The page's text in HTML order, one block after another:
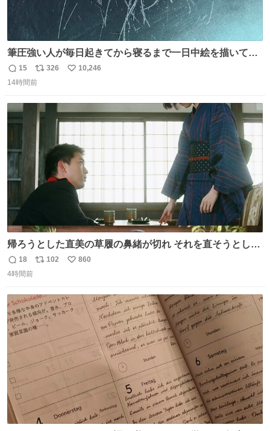
筆圧強い人が毎日起きてから寝るまで一日中絵を描いてる
とこうなる。 異常事態です。
返
信
15
リ
ポ
ト
数
326
い
数
10,246
14時間前
帰ろうとした直美の草履の鼻緒が切れ それを直そうとした
小川がさらに壊し…… 結果、直美をおんぶして送ることに
なりました。 👇鼻緒はいつも恋のキューピッド？
薫る 上坂樹里 甲斐翔真
返
信
18
リ
ト
数
102
い
数
860
4時間前